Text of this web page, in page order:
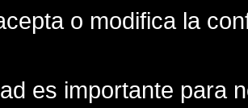
o modifica la
es importante para